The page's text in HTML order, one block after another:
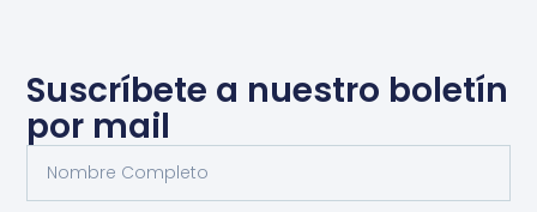
Suscríbete a nuestro boletín
por mail